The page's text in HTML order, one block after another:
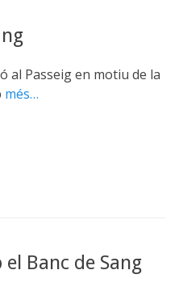
al Passeig en motiu de la
més…
el Banc de Sang